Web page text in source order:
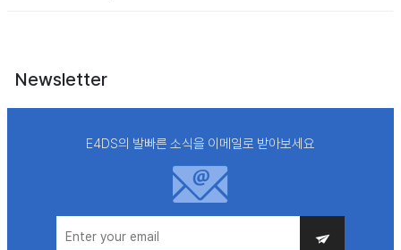
Newsletter
E4DS의 발빠른 소식을 이메일로 받아보세요